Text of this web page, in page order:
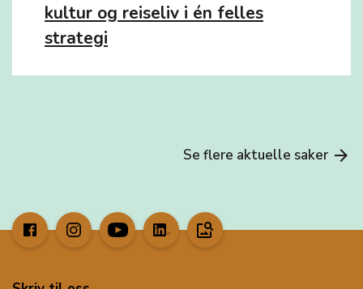
kultur og reiseliv i én felles
strategi
Se flere aktuelle saker arrow_forward
image_search